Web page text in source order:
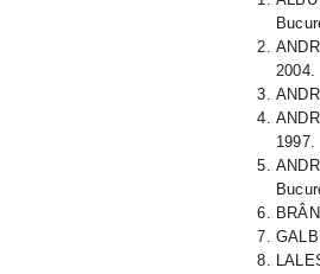
2004.
1997.